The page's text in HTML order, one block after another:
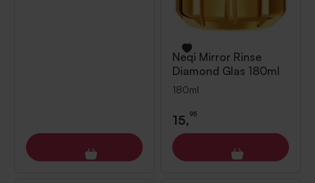
Neqi Mirror Rinse
Diamond Glas 180ml
180ml
15,95